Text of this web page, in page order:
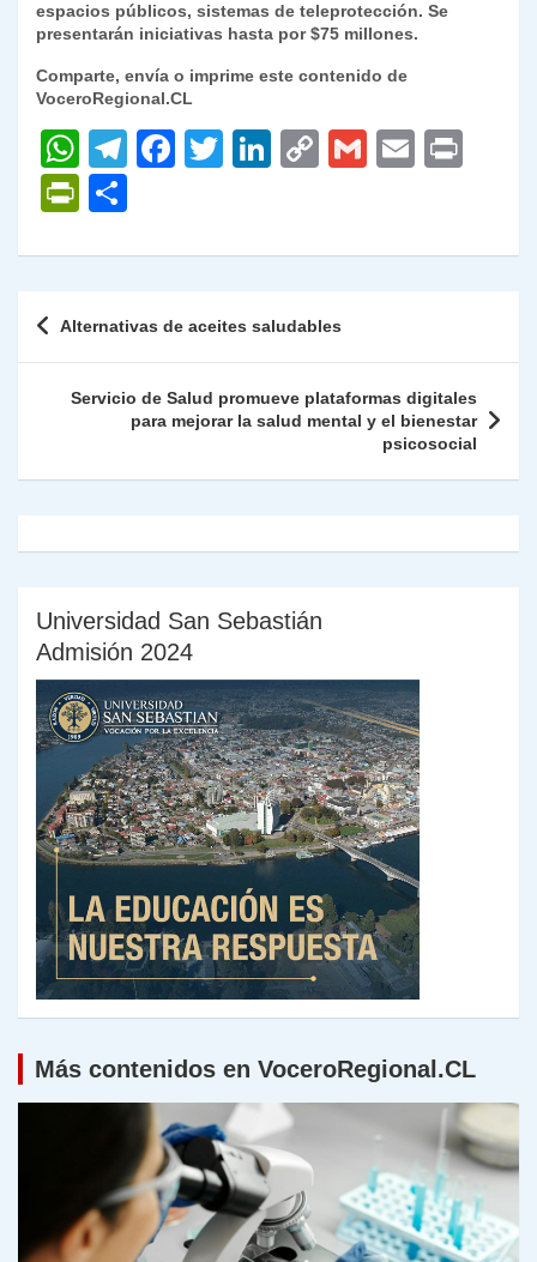
espacios públicos, sistemas de teleprotección. Se
presentarán iniciativas hasta por $75 millones.
Comparte, envía o imprime este contenido de
VoceroRegional.CL
W
h
at
s
p
T
gr
m
F
e
o
k
T
er
Li
e
n
C
y
n
G
l
E
l
P
nt
ie
n
m
p
ar
tir
Navegación
entradas
Alternativas de aceites saludables
Servicio de Salud promueve plataformas digitales
para mejorar la salud mental y el bienestar
psicosocial
Universidad San Sebastián
Admisión 2024
Más contenidos en VoceroRegional.CL